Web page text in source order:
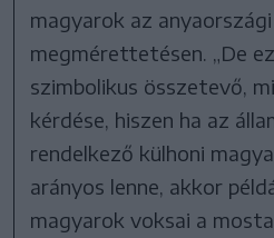
magyarok az
megmérettetésen. „De
szimbolikus összetevő,
kérdése, hiszen ha az
rendelkező külhoni
arányos lenne, akkor
magyarok voksai a